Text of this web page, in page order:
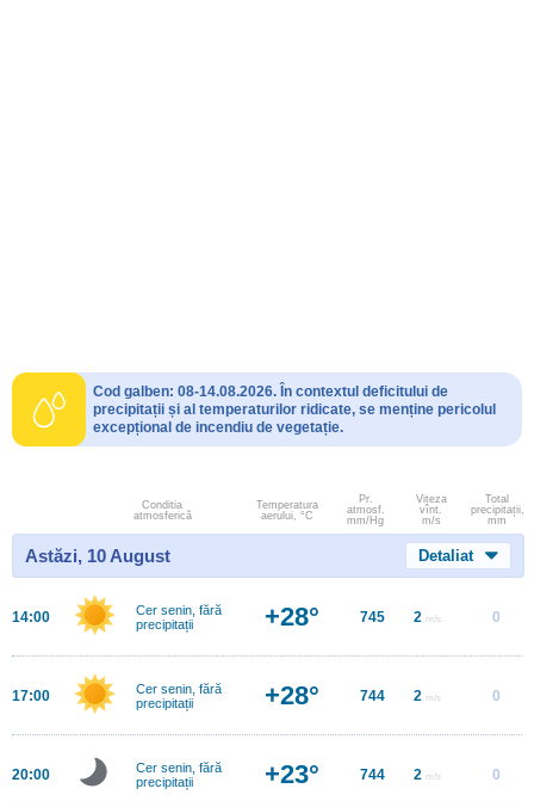
Cod galben: 08-14.08.2026. În contextul deficitului de
precipitații și al temperaturilor ridicate, se menține pericolul
excepțional de incendiu de vegetație.
Conditia
atmosferică
Temperatura
aerului, °C
Pr.
atmosf.
mm/Hg
Viteza
vînt.
m/s
Total
precipitații,
mm
Astăzi, 10 August Detaliat
14:00
Cer senin, fără
precipitații
+28° 745 2 m/s 0
17:00
Cer senin, fără
precipitații
+28° 744 2 m/s 0
20:00
Cer senin, fără
precipitații
+23° 744 2 m/s 0